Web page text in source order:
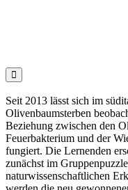

Seit 2013 lässt sich im
Olivenbaumsterben
Beziehung zwischen den
Feuerbakterium und der
fungiert. Die Lernenden
zunächst im
naturwissenschaftlichen